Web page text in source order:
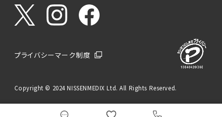
プライバシーマーク制度
Copyright © 2024 NISSENMEDIX Ltd. All Rights Reserved.